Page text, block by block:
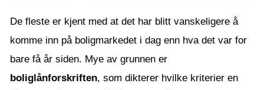
De fleste er kjent med at det har blitt vanskeligere å
komme inn på boligmarkedet i dag enn hva det var for
bare få år siden. Mye av grunnen er
boliglånforskriften, som dikterer hvilke kriterier en